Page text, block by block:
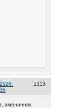
1313
2026-
именинник